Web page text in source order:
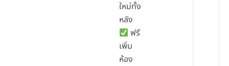
ใหม่ทั้ง
หลัง
ฟรี
เพิ่ม
ห้อง